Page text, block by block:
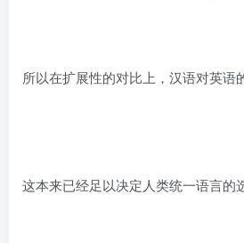
所以在扩展性的对比上，汉语对英语
这本来已经足以决定人类统一语言的